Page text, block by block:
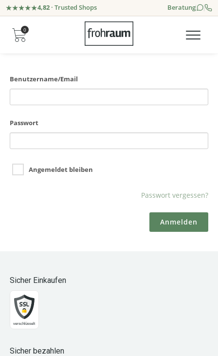
4,82 · Trusted Shops Beratung
0
Benutzername/Email
Passwort
Angemeldet bleiben
Passwort vergessen?
Sicher Einkaufen
Sicher bezahlen